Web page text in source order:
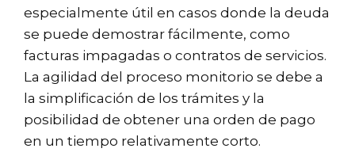
especialmente útil en casos donde la deuda
se puede demostrar fácilmente, como
facturas impagadas o contratos de servicios.
La agilidad del proceso monitorio se debe a
la simplificación de los trámites y la
posibilidad de obtener una orden de pago
en un tiempo relativamente corto.